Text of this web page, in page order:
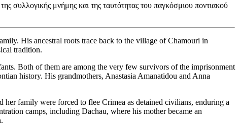
συλλογικής μνήμης και της ταυτότητας του παγκόσμιου ποντιακού
His ancestral roots trace back to the village of Chamouri in
tradition.
Both of them are among the very few survivors of the imprisonment
history. His grandmothers, Anastasia Amanatidou and Anna
family were forced to flee Crimea as detained civilians, enduring a
camps, including Dachau, where his mother became an